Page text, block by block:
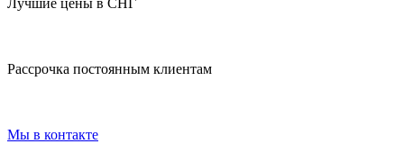
Рассрочка постоянным клиентам
Мы в контакте